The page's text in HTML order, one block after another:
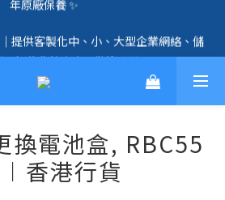
、HDD、UPS 除外）🛍️
提供客製化中、小、大型企業網絡、儲
、智能化等方案，歡迎聯絡！☎️
、購物滿 HK$1000，即享免運優惠！
、HDD、UPS 除外）🛍️
換電池盒, RBC55
香港行貨